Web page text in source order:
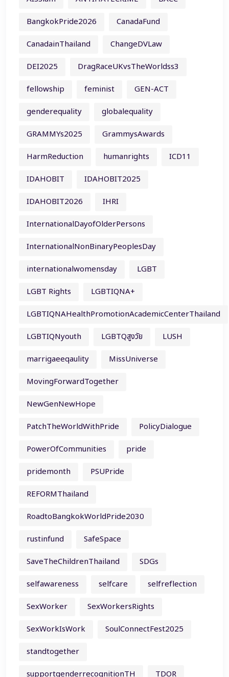
BangkokPride2026
CanadaFund
CanadainThailand
ChangeDVLaw
DEI2025
DragRaceUKvsTheWorldss3
fellowship
feminist
GEN-ACT
genderequality
globalequality
GRAMMYs2025
GrammysAwards
HarmReduction
humanrights
ICD11
IDAHOBIT
IDAHOBIT2025
IDAHOBIT2026
IHRI
InternationalDayofOlderPersons
InternationalNonBinaryPeoplesDay
internationalwomensday
LGBT
LGBT Rights
LGBTIQNA+
LGBTIQNAHealthPromotionAcademicCenterThailand
LGBTIQNyouth
LGBTQสูงวัย
LUSH
marrigaeeqaulity
MissUniverse
MovingForwardTogether
NewGenNewHope
PatchTheWorldWithPride
PolicyDialogue
PowerOfCommunities
pride
pridemonth
PSUPride
REFORMThailand
RoadtoBangkokWorldPride2030
rustinfund
SafeSpace
SaveTheChildrenThailand
SDGs
selfawareness
selfcare
selfreflection
SexWorker
SexWorkersRights
SexWorkIsWork
SoulConnectFest2025
standtogether
supportgenderrecognitionTH
TDOR